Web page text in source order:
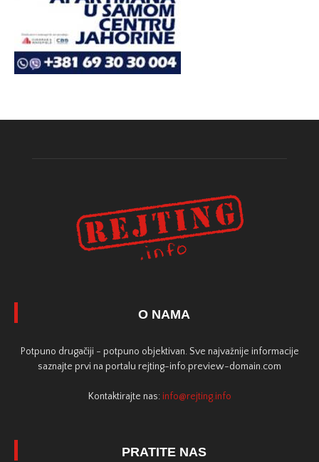
O NAMA
Potpuno drugačiji - potpuno objektivan. Sve najvažnije informacije
saznajte prvi na portalu rejting-info.preview-domain.com
Kontaktirajte nas: info@rejting.info
PRATITE NAS